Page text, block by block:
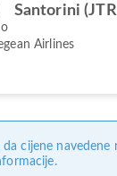
Santorini
Airlines
da cijene